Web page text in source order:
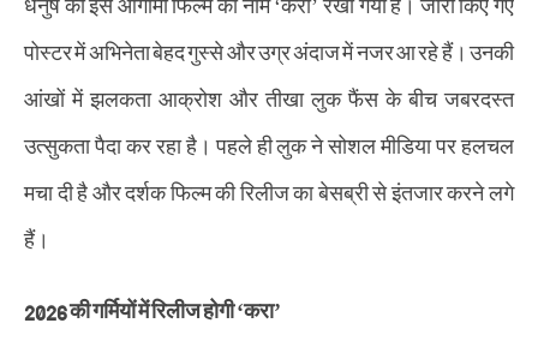
पोस्टर में अभिनेता बेहद गुस्से और उग्र अंदाज में नजर आ रहे हैं। उनकी
आंखों में झलकता आक्रोश और तीखा लुक फैंस के बीच जबरदस्त
उत्सुकता पैदा कर रहा है। पहले ही लुक ने सोशल मीडिया पर हलचल
मचा दी है और दर्शक फिल्म की रिलीज का बेसब्री से इंतजार करने लगे
हैं।
2026 की गर्मियों में रिलीज होगी ‘करा’